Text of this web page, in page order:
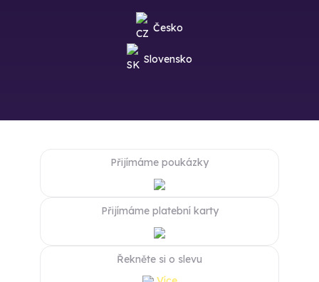
Česko
Slovensko
Přijímáme poukázky
Přijímáme platební karty
Řekněte si o slevu